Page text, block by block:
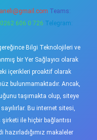
Teams:
606 0 726 Telegram:
Bilgi Teknolojileri ve
bir Yer Sağlayıcı olarak
içerikleri proaktif olarak
bulunmamaktadır. Ancak,
taşımakta olup, siteye
Bu internet sitesi,
ile hiçbir bağlantısı
hazırladığımız makaleler